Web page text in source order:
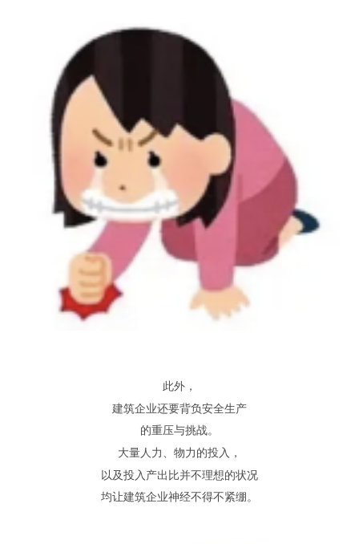
此外 ，
建筑企业还要背负安全生产
的重压与挑战。
大量人力 、 物力的投入 ，
以及投入产出比并不理想的状况
均让建筑企业神经不得不紧绷 。